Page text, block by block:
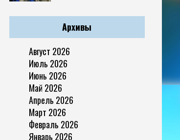
Архивы
Август 2026
Июль 2026
Июнь 2026
Май 2026
Апрель 2026
Март 2026
Февраль 2026
Январь 2026